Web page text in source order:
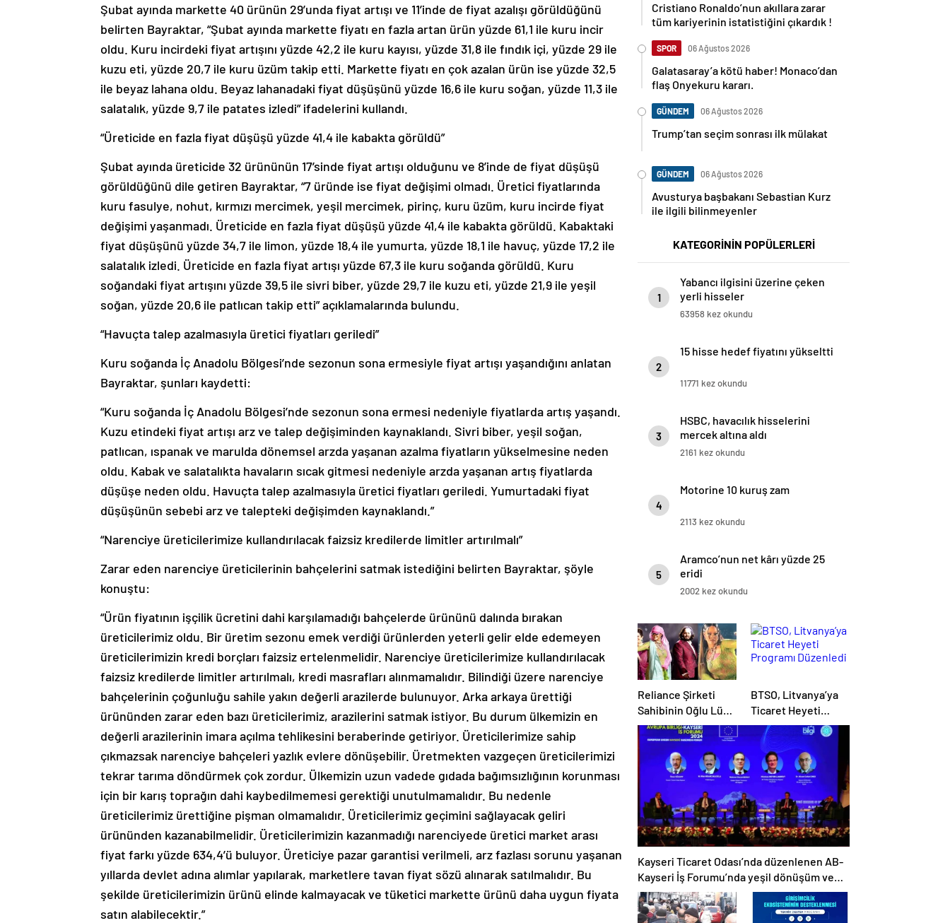
Şubat ayında markette 40 ürünün 29’unda fiyat artışı ve 11’inde de fiyat azalışı görüldüğünü
belirten Bayraktar, “Şubat ayında markette fiyatı en fazla artan ürün yüzde 61,1 ile kuru incir
oldu. Kuru incirdeki fiyat artışını yüzde 42,2 ile kuru kayısı, yüzde 31,8 ile fındık içi, yüzde 29 ile
kuzu eti, yüzde 20,7 ile kuru üzüm takip etti. Markette fiyatı en çok azalan ürün ise yüzde 32,5
ile beyaz lahana oldu. Beyaz lahanadaki fiyat düşüşünü yüzde 16,6 ile kuru soğan, yüzde 11,3 ile
salatalık, yüzde 9,7 ile patates izledi” ifadelerini kullandı.
“Üreticide en fazla fiyat düşüşü yüzde 41,4 ile kabakta görüldü”
Şubat ayında üreticide 32 ürününün 17’sinde fiyat artışı olduğunu ve 8’inde de fiyat düşüşü
görüldüğünü dile getiren Bayraktar, “7 üründe ise fiyat değişimi olmadı. Üretici fiyatlarında
kuru fasulye, nohut, kırmızı mercimek, yeşil mercimek, pirinç, kuru üzüm, kuru incirde fiyat
değişimi yaşanmadı. Üreticide en fazla fiyat düşüşü yüzde 41,4 ile kabakta görüldü. Kabaktaki
fiyat düşüşünü yüzde 34,7 ile limon, yüzde 18,4 ile yumurta, yüzde 18,1 ile havuç, yüzde 17,2 ile
salatalık izledi. Üreticide en fazla fiyat artışı yüzde 67,3 ile kuru soğanda görüldü. Kuru
soğandaki fiyat artışını yüzde 39,5 ile sivri biber, yüzde 29,7 ile kuzu eti, yüzde 21,9 ile yeşil
soğan, yüzde 20,6 ile patlıcan takip etti” açıklamalarında bulundu.
“Havuçta talep azalmasıyla üretici fiyatları geriledi”
Kuru soğanda İç Anadolu Bölgesi’nde sezonun sona ermesiyle fiyat artışı yaşandığını anlatan
Bayraktar, şunları kaydetti:
“Kuru soğanda İç Anadolu Bölgesi’nde sezonun sona ermesi nedeniyle fiyatlarda artış yaşandı.
Kuzu etindeki fiyat artışı arz ve talep değişiminden kaynaklandı. Sivri biber, yeşil soğan,
patlıcan, ıspanak ve marulda dönemsel arzda yaşanan azalma fiyatların yükselmesine neden
oldu. Kabak ve salatalıkta havaların sıcak gitmesi nedeniyle arzda yaşanan artış fiyatlarda
düşüşe neden oldu. Havuçta talep azalmasıyla üretici fiyatları geriledi. Yumurtadaki fiyat
düşüşünün sebebi arz ve talepteki değişimden kaynaklandı.”
“Narenciye üreticilerimize kullandırılacak faizsiz kredilerde limitler artırılmalı”
Zarar eden narenciye üreticilerinin bahçelerini satmak istediğini belirten Bayraktar, şöyle
konuştu:
“Ürün fiyatının işçilik ücretini dahi karşılamadığı bahçelerde ürününü dalında bırakan
üreticilerimiz oldu. Bir üretim sezonu emek verdiği ürünlerden yeterli gelir elde edemeyen
üreticilerimizin kredi borçları faizsiz ertelenmelidir. Narenciye üreticilerimize kullandırılacak
faizsiz kredilerde limitler artırılmalı, kredi masrafları alınmamalıdır. Bilindiği üzere narenciye
bahçelerinin çoğunluğu sahile yakın değerli arazilerde bulunuyor. Arka arkaya ürettiği
ürününden zarar eden bazı üreticilerimiz, arazilerini satmak istiyor. Bu durum ülkemizin en
değerli arazilerinin imara açılma tehlikesini beraberinde getiriyor. Üreticilerimize sahip
çıkmazsak narenciye bahçeleri yazlık evlere dönüşebilir. Üretmekten vazgeçen üreticilerimizi
tekrar tarıma döndürmek çok zordur. Ülkemizin uzun vadede gıdada bağımsızlığının korunması
için bir karış toprağın dahi kaybedilmemesi gerektiği unutulmamalıdır. Bu nedenle
üreticilerimiz ürettiğine pişman olmamalıdır. Üreticilerimiz geçimini sağlayacak geliri
ürününden kazanabilmelidir. Üreticilerimizin kazanmadığı narenciyede üretici market arası
fiyat farkı yüzde 634,4’ü buluyor. Üreticiye pazar garantisi verilmeli, arz fazlası sorunu yaşanan
yıllarda devlet adına alımlar yapılarak, marketlere tavan fiyat sözü alınarak satılmalıdır. Bu
şekilde üreticilerimizin ürünü elinde kalmayacak ve tüketici markette ürünü daha uygun fiyata
satın alabilecektir.”
Cristiano Ronaldo’nun akıllara zarar
tüm kariyerinin istatistiğini çıkardık !
SPOR 06 Ağustos 2026
Galatasaray’a kötü haber! Monaco’dan
flaş Onyekuru kararı.
GÜNDEM 06 Ağustos 2026
Trump’tan seçim sonrası ilk mülakat
GÜNDEM 06 Ağustos 2026
Avusturya başbakanı Sebastian Kurz
ile ilgili bilinmeyenler
KATEGORİNİN POPÜLERLERİ
1
Yabancı ilgisini üzerine çeken
yerli hisseler
63958 kez okundu
2
15 hisse hedef fiyatını yükseltti
11771 kez okundu
3
HSBC, havacılık hisselerini
mercek altına aldı
2161 kez okundu
4
Motorine 10 kuruş zam
2113 kez okundu
5
Aramco’nun net kârı yüzde 25
eridi
2002 kez okundu
Reliance Şirketi
Sahibinin Oğlu Lüks
Bir Düğün Töreni
Düzenledi
BTSO, Litvanya’ya
Ticaret Heyeti
Programı Düzenledi
Kayseri Ticaret Odası’nda düzenlenen AB-
Kayseri İş Forumu’nda yeşil dönüşüm ve
dijitalleşme vurgusu yapıldı